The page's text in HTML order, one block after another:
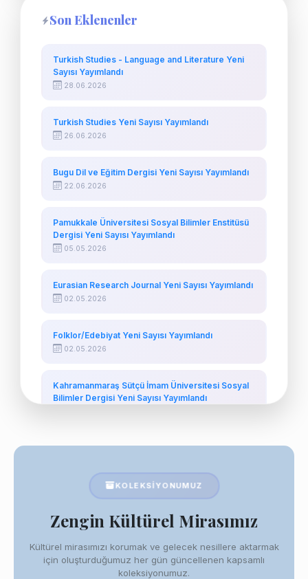
Son Eklenenler
Turkish Studies - Language and Literature Yeni
Sayısı Yayımlandı
28.06.2026
Turkish Studies Yeni Sayısı Yayımlandı
26.06.2026
Bugu Dil ve Eğitim Dergisi Yeni Sayısı Yayımlandı
22.06.2026
Pamukkale Üniversitesi Sosyal Bilimler Enstitüsü
Dergisi Yeni Sayısı Yayımlandı
05.05.2026
Eurasian Research Journal Yeni Sayısı Yayımlandı
02.05.2026
Folklor/Edebiyat Yeni Sayısı Yayımlandı
02.05.2026
Kahramanmaraş Sütçü İmam Üniversitesi Sosyal
Bilimler Dergisi Yeni Sayısı Yayımlandı
KOLEKSIYONUMUZ
Zengin Kültürel Mirasımız
Kültürel mirasımızı korumak ve gelecek nesillere aktarmak
için oluşturduğumuz her gün güncellenen kapsamlı
koleksiyonumuz.